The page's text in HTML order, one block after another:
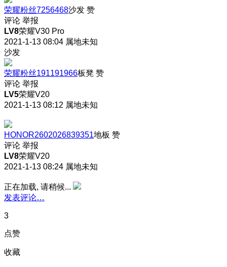
荣耀粉丝7256468沙发 赞
评论 举报
LV8荣耀V30 Pro
2021-1-13 08:04 属地未知
沙发
荣耀粉丝191191966板凳 赞
评论 举报
LV5荣耀V20
2021-1-13 08:12 属地未知
HONOR2602026839351地板 赞
评论 举报
LV8荣耀V20
2021-1-13 08:24 属地未知
正在加载, 请稍候...
发表评论…
3
点赞
收藏